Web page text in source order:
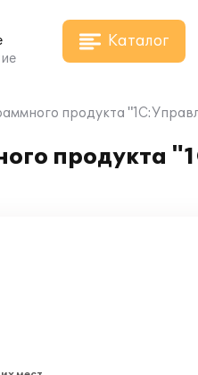
Каталог
продукта
продукта